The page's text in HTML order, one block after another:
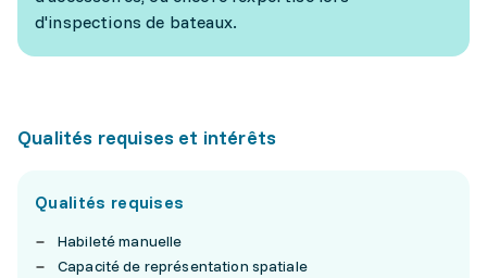
d'inspections de bateaux.
Qualités requises et intérêts
Qualités requises
Habileté manuelle
Capacité de représentation spatiale